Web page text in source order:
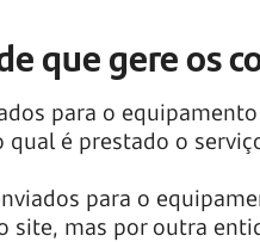
que gere os
para o
é prestado o
para o
mas por outra